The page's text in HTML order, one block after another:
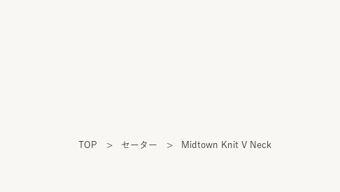
TOP > セーター > Midtown Knit V Neck